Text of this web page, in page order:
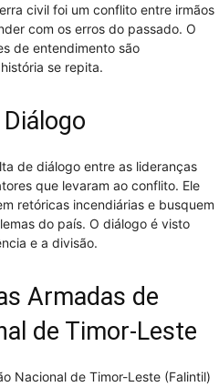
civil foi um conflito entre irmãos
com os erros do passado. O
de entendimento são
se repita.
de diálogo entre as lideranças
que levaram ao conflito. Ele
retóricas incendiárias e busquem
do país. O diálogo é visto
e a divisão.
Armadas de
de Timor-Leste
Nacional de Timor-Leste (Falintil)